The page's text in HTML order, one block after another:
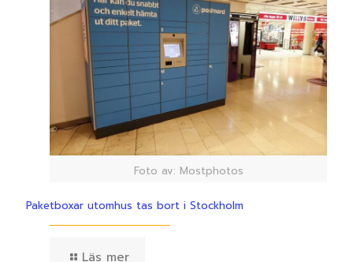
Foto av: Mostphotos
Paketboxar utomhus tas bort i Stockholm
Läs mer